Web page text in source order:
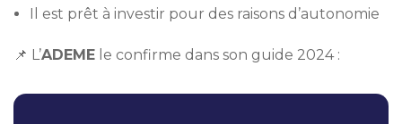
Il est prêt à investir pour des raisons d’autonomie
📌 L’ADEME le confirme dans son guide 2024 :